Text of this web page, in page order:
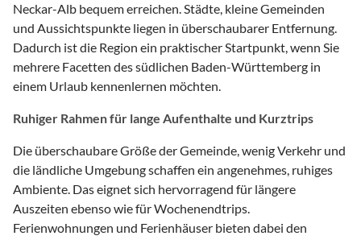
Neckar-Alb bequem erreichen. Städte, kleine Gemeinden
und Aussichtspunkte liegen in überschaubarer Entfernung.
Dadurch ist die Region ein praktischer Startpunkt, wenn Sie
mehrere Facetten des südlichen Baden-Württemberg in
einem Urlaub kennenlernen möchten.
Ruhiger Rahmen für lange Aufenthalte und Kurztrips
Die überschaubare Größe der Gemeinde, wenig Verkehr und
die ländliche Umgebung schaffen ein angenehmes, ruhiges
Ambiente. Das eignet sich hervorragend für längere
Auszeiten ebenso wie für Wochenendtrips.
Ferienwohnungen und Ferienhäuser bieten dabei den